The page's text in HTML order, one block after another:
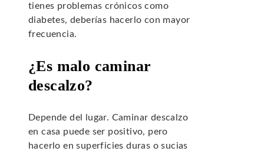
tienes problemas crónicos como
diabetes, deberías hacerlo con mayor
frecuencia.
¿Es malo caminar
descalzo?
Depende del lugar. Caminar descalzo
en casa puede ser positivo, pero
hacerlo en superficies duras o sucias